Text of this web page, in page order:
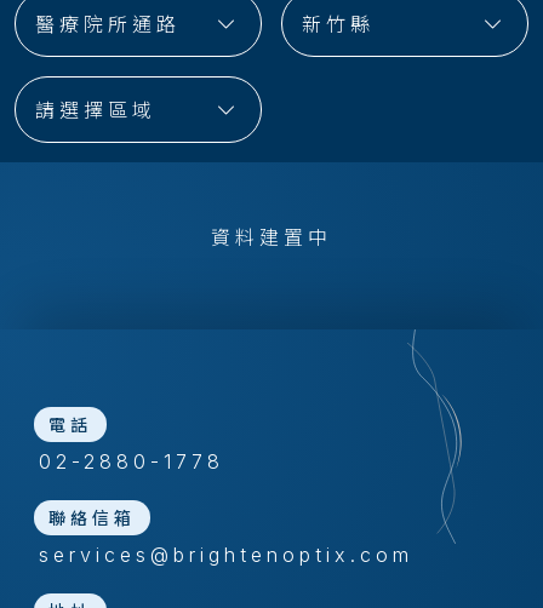
醫療院所通路 新竹縣
請選擇區域
資料建置中
電話
02-2880-1778
聯絡信箱
services@brightenoptix.com